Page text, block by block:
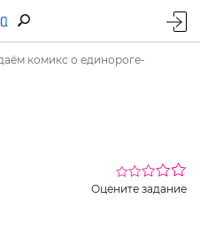
комикс о единороге-
Оцените задание